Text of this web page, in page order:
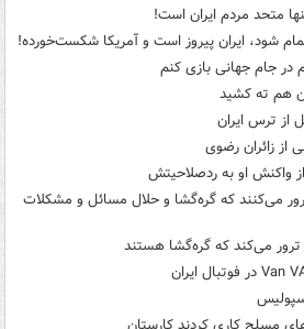
متحد مردم ایران است!
شود، ایران پیروز است و آمریکا شکست‌خورده!
جام جهانی بازی کنم
هم ته‌ کشید
از ترس ایران
از زائران رضوی
واکنش او به ردصلاحیتش
می‌کنند که گره‌گشا و حلال مسائل و مشکلات
می‌کند که گره‌گشا هستند
مسلح کاری کردند کارستان